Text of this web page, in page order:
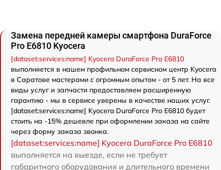
Замена передней камеры смартфона DuraForce
Pro E6810 Kyocera
[dataset:services:name] Kyocera DuraForce Pro E6810
выполняется в нашем профильном сервисном центр Kyocera
в Саратове мастерами с огромным опытом - от 5 лет. На все
виды услуг и запчасти предоставляем расширенную
гарантию - мы в сервисе уверены в качестве наших услуг.
[dataset:services:name] Kyocera DuraForce Pro E6810 будет
стоить на -15% дешевле при оформлении заказа на сайте
через форму заказа звонка.
[dataset:services:name] Kyocera DuraForce Pro E6810
выполняется на выезде, если не требует
габаритного оборудования и длительного времени